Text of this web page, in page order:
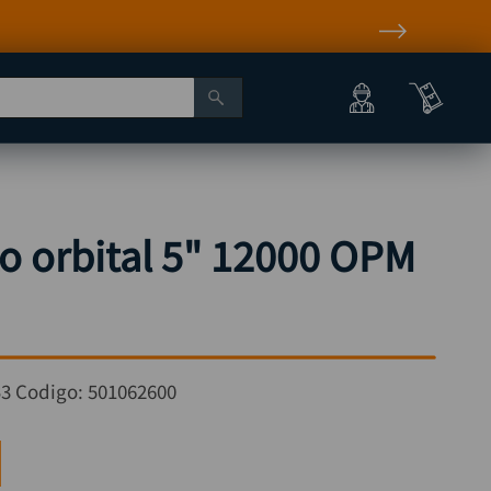
orbital 5" 12000 OPM
Codigo: 501062600